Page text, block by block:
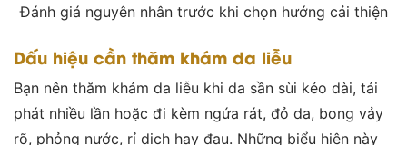
Đánh giá nguyên nhân trước khi chọn hướng cải thiện
Dấu hiệu cần thăm khám da liễu
Bạn nên thăm khám da liễu khi da sần sùi kéo dài, tái
phát nhiều lần hoặc đi kèm ngứa rát, đỏ da, bong vảy
rõ, phỏng nước, rỉ dịch hay đau. Những biểu hiện này